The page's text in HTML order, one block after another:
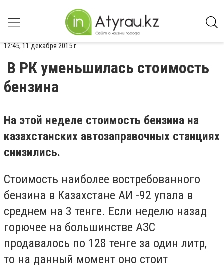
12:45, 11 декабря 2015 г.
В РК уменьшилась стоимость
бензина
На этой неделе стоимость бензина на
казахстанских автозаправочных станциях
снизились.
Стоимость наиболее востребованного
бензина в Казахстане АИ -92 упала в
среднем на 3 тенге. Если неделю назад
горючее на большинстве АЗС
продавалось по 128 тенге за один литр,
то на данный момент оно стоит